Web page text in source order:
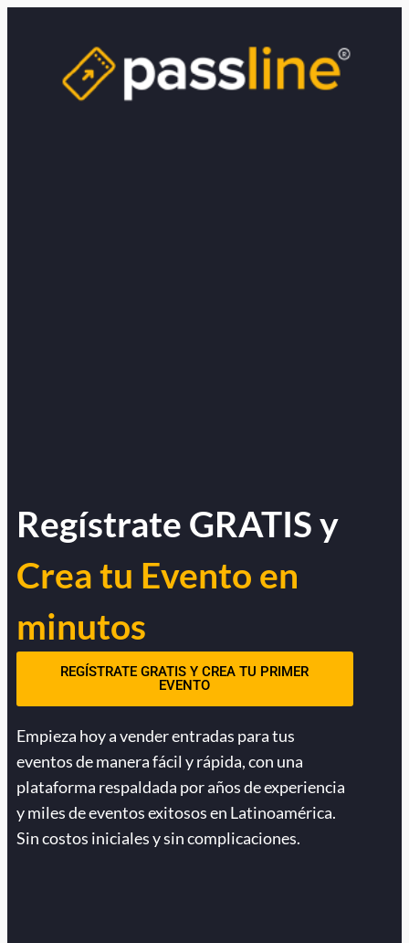
Regístrate GRATIS y
Crea tu Evento en
minutos
REGÍSTRATE GRATIS Y CREA TU PRIMER
EVENTO
Empieza hoy a vender entradas para tus
eventos de manera fácil y rápida, con una
plataforma respaldada por años de experiencia
y miles de eventos exitosos en Latinoamérica.
Sin costos iniciales y sin complicaciones.